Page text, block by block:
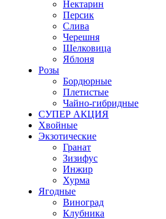
Нектарин
Персик
Слива
Черешня
Шелковица
Яблоня
Розы
Бордюрные
Плетистые
Чайно-гибридные
СУПЕР АКЦИЯ
Хвойные
Экзотические
Гранат
Зизифус
Инжир
Хурма
Ягодные
Виноград
Клубника